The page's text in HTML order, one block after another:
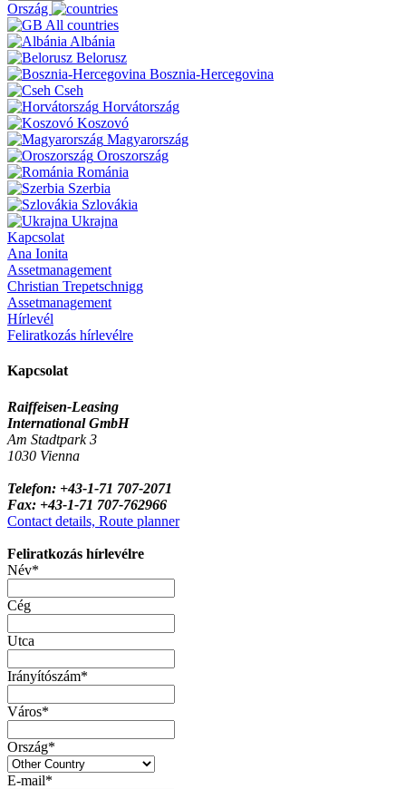
Ország
All countries
Albánia
Belorusz
Bosznia-Hercegovina
Cseh
Horvátország
Koszovó
Magyarország
Oroszország
Románia
Szerbia
Szlovákia
Ukrajna
Kapcsolat
Ana Ionita
Assetmanagement
Christian Trepetschnigg
Assetmanagement
Hírlevél
Feliratkozás hírlevélre
Kapcsolat
Raiffeisen-Leasing
International GmbH
Am Stadtpark 3
1030 Vienna
Telefon: +43-1-71 707-2071
Fax: +43-1-71 707-762966
Contact details, Route planner
Feliratkozás hírlevélre
Név*
Cég
Utca
Irányítószám*
Város*
Ország*
E-mail*